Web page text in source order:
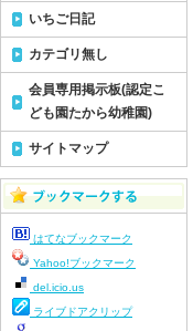
いちご日記
カテゴリ無し
会員専用掲示板(認定こ
ども園たから幼稚園)
サイトマップ
はてなブックマーク
Yahoo!ブックマーク
del.icio.us
ライブドアクリップ